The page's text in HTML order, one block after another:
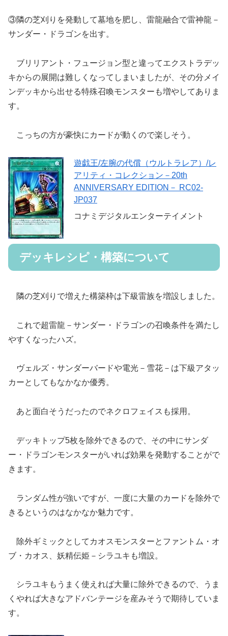
③隣の芝刈りを発動して墓地を肥し、雷龍融合で雷神龍－
サンダー・ドラゴンを出す。
ブリリアント・フュージョン型と違ってエクストラデッ
キからの展開は難しくなってしまいましたが、その分メイ
ンデッキから出せる特殊召喚モンスターも増やしてありま
す。
こっちの方が豪快にカードが動くので楽しそう。
遊戯王/左腕の代償（ウルトラレア）/レ
アリティ・コレクション－20th
ANNIVERSARY EDITION－ RC02-
JP037
コナミデジタルエンターテイメント
デッキレシピ・構築について
隣の芝刈りで増えた構築枠は下級雷族を増設しました。
これで超雷龍－サンダー・ドラゴンの召喚条件を満たし
やすくなったハズ。
ヴェルズ・サンダーバードや電光－雪花－は下級アタッ
カーとしてもなかなか優秀。
あと面白そうだったのでネクロフェイスも採用。
デッキトップ5枚を除外できるので、その中にサンダ
ー・ドラゴンモンスターがいれば効果を発動することがで
きます。
ランダム性が強いですが、一度に大量のカードを除外で
きるというのはなかなか魅力です。
除外ギミックとしてカオスモンスターとファントム・オ
ブ・カオス、妖精伝姫－シラユキも増設。
シラユキもうまく使えれば大量に除外できるので、うま
くやれば大きなアドバンテージを産みそうで期待していま
す。